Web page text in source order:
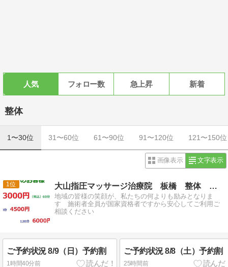
人気 フォロー数 急上昇 新着
整体
1〜30位 31〜60位 61〜90位 91〜120位 121〜150位
画像表示 文字表示
1 大山指圧マッサージ治療院 板橋 整体 肩こり 腰痛 改善
地域の皆様の笑顔が、私たちの何よりも励みとなりま
す 施術者全員が国家資格者ですから安心してご利用ご
相談ください
ご予約状況 8/9（日）予約割
1時間40分前
ご予約状況 8/8（土）予約割
25時間前